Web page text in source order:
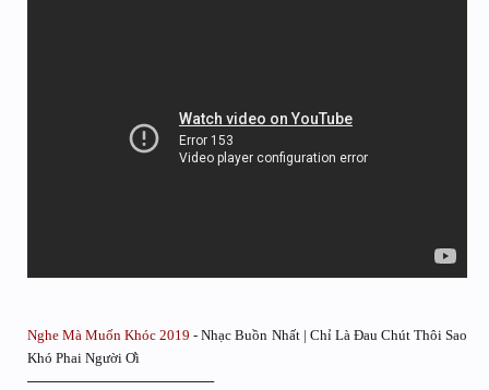
Nghe Mà Muốn Khóc 2019 - Nhạc Buồn Nhất | Chỉ Là Đau Chút Thôi Sao
Khó Phai Người Ơi
───────────────────